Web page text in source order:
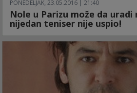
PONEDELJAK, 23.05.2016 | 21:40
Nole u Parizu može da
nijedan teniser nije uspio!